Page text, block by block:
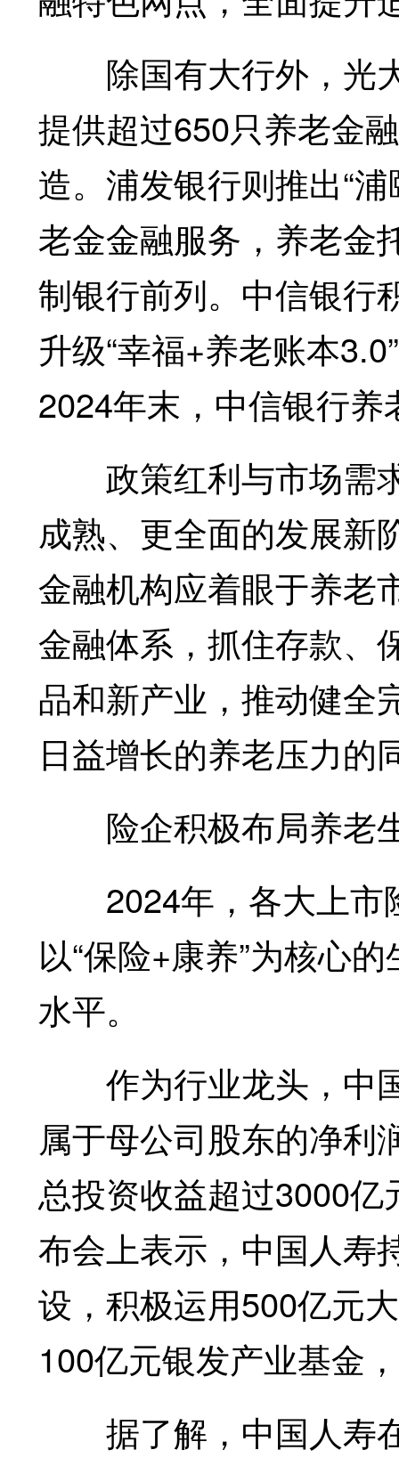
除国有大行外，光
提供超过650只养老金
造。浦发银行则推出“
老金金融服务，养老金
制银行前列。中信银行
升级“幸福+养老账本
2024年末，中信银行
政策红利与市场需
成熟、更全面的发展新
金融机构应着眼于养老
金融体系，抓住存款、
品和新产业，推动健全
日益增长的养老压力的
险企积极布局养老
2024年，各大上市
以“保险+康养”为核心
水平。
作为行业龙头，中
属于母公司股东的净利
总投资收益超过3000
布会上表示，中国人寿
设，积极运用500亿元
100亿元银发产业基金
据了解，中国人寿